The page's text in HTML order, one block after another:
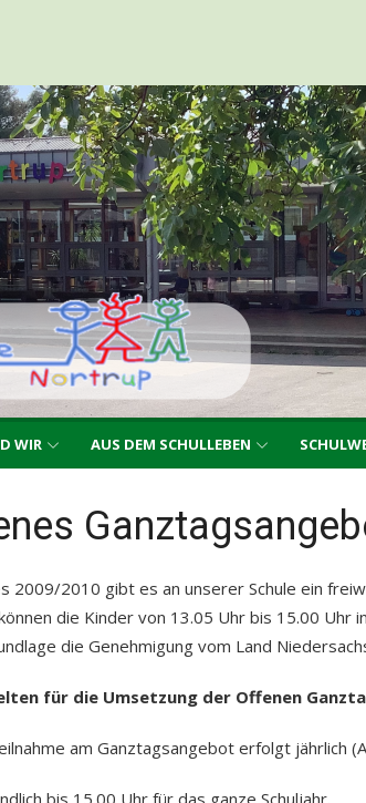
WIR AUS DEM SCHULLEBEN
2009/2010 gibt es an unserer Schule ein
die Kinder von 13.05 Uhr bis 15.00 Uhr
die Genehmigung vom Land
für die Umsetzung der Offenen
am Ganztagsangebot erfolgt jährlich
bis 15.00 Uhr für das ganze Schuljahr.